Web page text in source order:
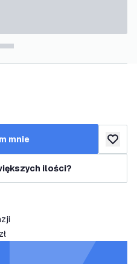
mnie dodaj
ilości?